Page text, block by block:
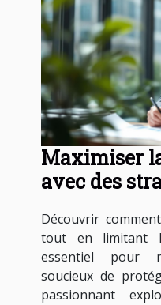
Maximiser
avec des
Découvrir
tout en limitant
essentiel pour
soucieux de
passionnant